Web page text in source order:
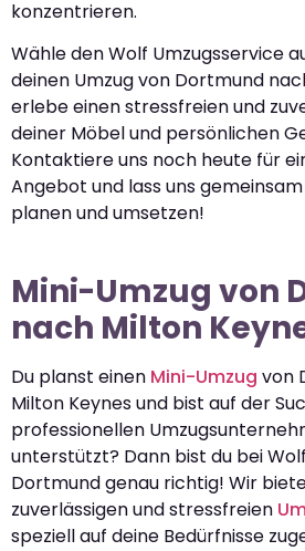
konzentrieren.
Wähle den Wolf Umzugsservice
deinen Umzug von Dortmund
erlebe einen stressfreien und
deiner Möbel und persönlichen
Kontaktiere uns noch heute für
Angebot und lass uns
planen und umsetzen!
Mini-Umzug von
nach Milton
Du planst einen Mini-Umzug von
Milton Keynes und bist auf der
professionellen
unterstützt? Dann bist du bei
Dortmund genau richtig! Wir
zuverlässigen und stressfreien
speziell auf deine Bedürfnisse